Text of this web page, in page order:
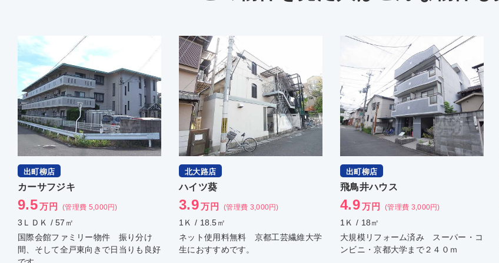
出町柳店
カーサフジキ
9.5万円 (管理費 5,000円)
3ＬＤＫ / 57㎡
国際会館ファミリー物件 振り分け
間、そして全戸東向きで日当りも良好
北大路店
ハイツ葵
3.9万円 (管理費 3,000円)
1Ｋ / 18.5㎡
ネット使用料無料 京都工芸繊維大学
生におすすめです。
出町柳店
飛鳥井ハウス
4.9万円 (管理費 3,000円)
1Ｋ / 18㎡
大規模リフォーム済み スーパー・コ
ンビニ・京都大学まで２４０ｍ